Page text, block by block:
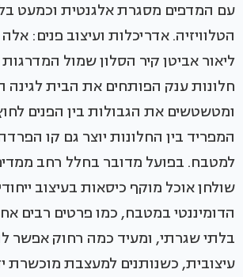
עם המדפים מסגרת אלגנטית וכמעט
הטלוויזיה. אדריכלות ועיצוב פנים:
ליאור אביטן קיר הסלון שמול
חלונות ענק הפותחים את הבית לגינה
ומטשטשים את הגבולות בין הפנים
המפריד בין החלונות יוצר גם קו הפרדה
למטבח. בפועל מדובר בחלל רחב
שולחן אוכל מוקף כיסאות בעיצוב
הדומיננטי במטבח, כמו פרטים רבים
בלתי שגרתי, ומעיד כמה רחוק אפשר
עיצובית, כשנותנים למעצבת מוכשרת